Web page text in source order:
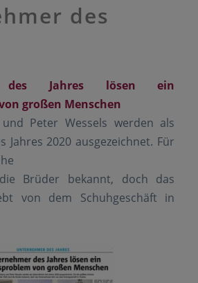
des
des Jahres lösen ein
großen Menschen
und Peter Wessels werden als
Jahres 2020 ausgezeichnet. Für
Brüder bekannt, doch das
von dem Schuhgeschäft in